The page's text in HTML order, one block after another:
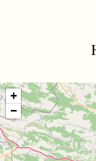
+
−